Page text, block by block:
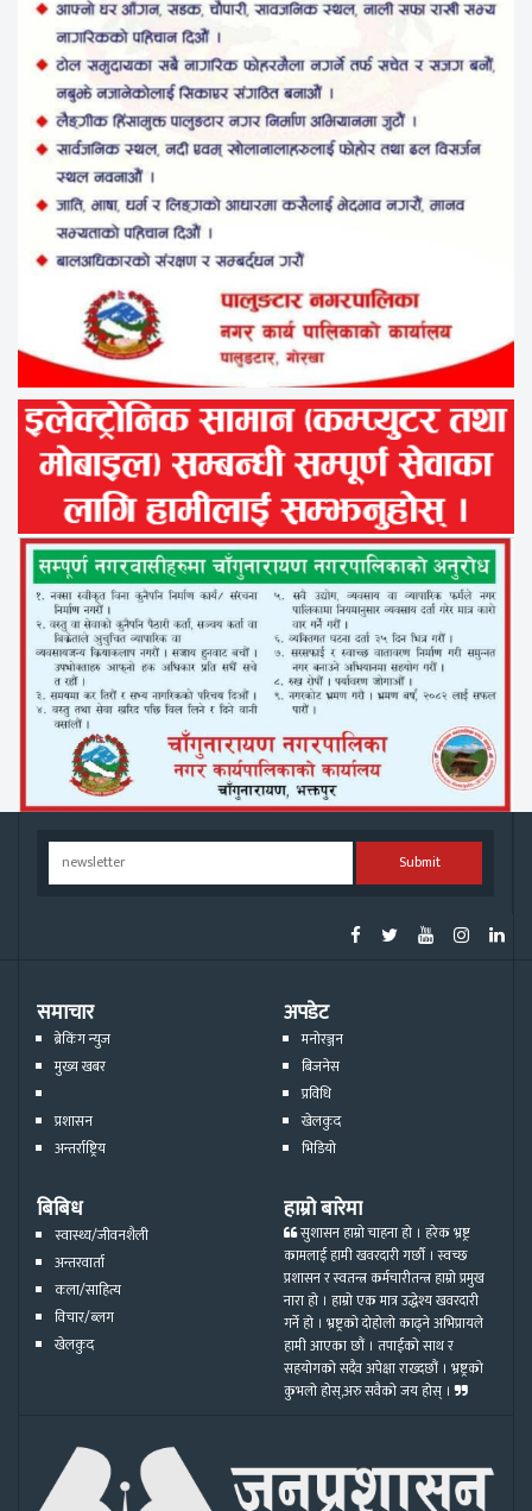
Submit
समाचार
ब्रेकिंग न्युज
मुख्य खबर
प्रशासन
अन्तर्राष्ट्रिय
अपडेट
मनोरञ्जन
बिजनेस
प्रविधि
खेलकुद
भिडियो
बिबिध
स्वास्थ्य/जीवनशैली
अन्तरवार्ता
कला/साहित्य
विचार/ब्लग
खेलकुद
हाम्रो बारेमा
सुशासन हाम्रो चाहना हो । हरेक भ्रष्ट्र
कामलाई हामी खवरदारी गर्छौ । स्वच्छ
प्रशासन र स्वतन्त्र कर्मचारीतन्त्र हाम्रो प्रमुख
नारा हो । हाम्रो एक मात्र उद्धेश्य खवरदारी
गर्ने हो । भ्रष्ट्रको दोहोलो काढ्ने अभिप्रायले
हामी आएका छौं । तपाईको साथ र
सहयोगको सदैव अपेक्षा राख्दछौं । भ्रष्ट्रको
कुभलो होस्,अरु सवैको जय होस् ।